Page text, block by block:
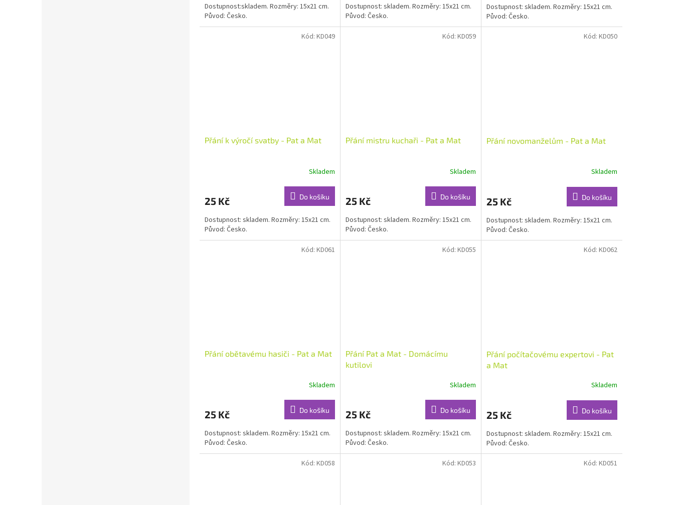
Dostupnost:skladem. Rozměry: 15x21 cm.
Původ: Česko.
Dostupnost: skladem. Rozměry: 15x21 cm.
Původ: Česko.
Dostupnost: skladem. Rozměry: 15x21 cm.
Původ: Česko.
Přání k výročí svatby - Pat a Mat
Skladem
25 Kč Do košíku
Dostupnost: skladem. Rozměry: 15x21 cm.
Původ: Česko.
Kód: KD049
Přání mistru kuchaři - Pat a Mat
Skladem
25 Kč Do košíku
Dostupnost: skladem. Rozměry: 15x21 cm.
Původ: Česko.
Kód: KD059
Přání novomanželům - Pat a Mat
Skladem
25 Kč Do košíku
Dostupnost: skladem. Rozměry: 15x21 cm.
Původ: Česko.
Kód: KD050
Přání obětavému hasiči - Pat a Mat
Skladem
25 Kč Do košíku
Dostupnost: skladem. Rozměry: 15x21 cm.
Původ: Česko.
Kód: KD061
Přání Pat a Mat - Domácímu
kutilovi
Skladem
25 Kč Do košíku
Dostupnost: skladem. Rozměry: 15x21 cm.
Původ: Česko.
Kód: KD055
Přání počítačovému expertovi - Pat
a Mat
Skladem
25 Kč Do košíku
Dostupnost: skladem. Rozměry: 15x21 cm.
Původ: Česko.
Kód: KD062
Kód: KD058 Kód: KD053 Kód: KD051